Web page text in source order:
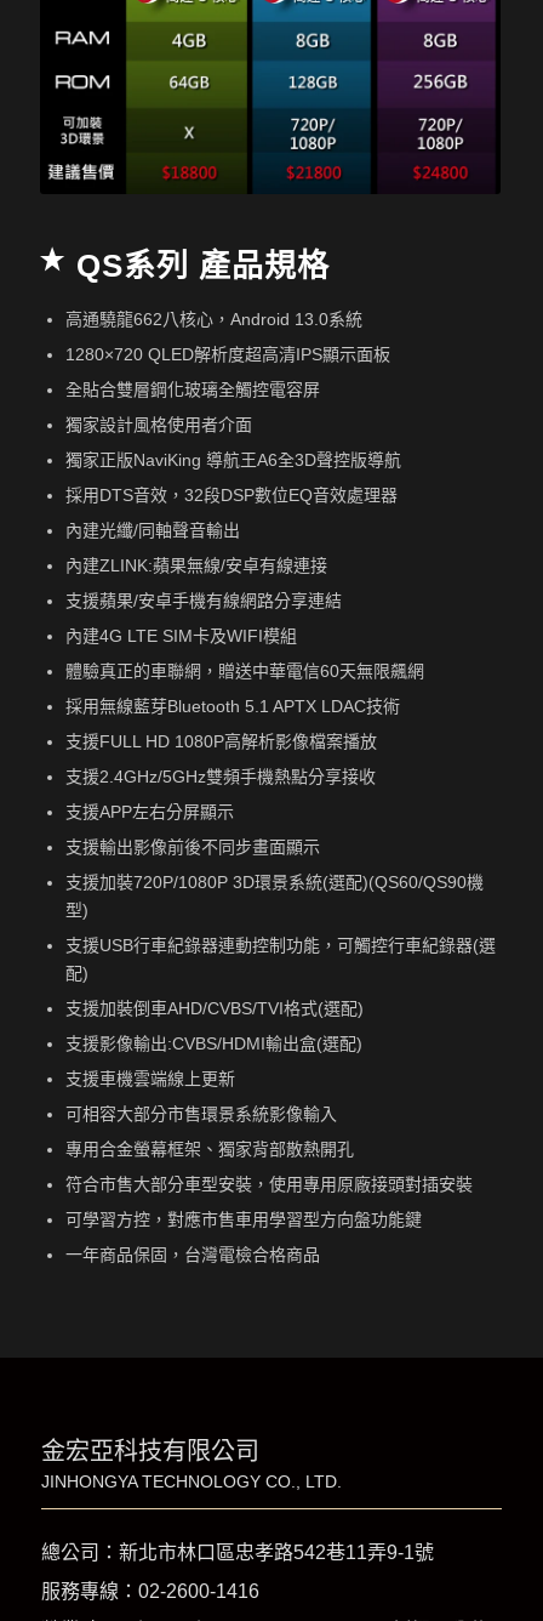
QS系列 產品規格
高通驍龍662八核心，Android 13.0系統
1280×720 QLED解析度超高清IPS顯示面板
全貼合雙層鋼化玻璃全觸控電容屏
獨家設計風格使用者介面
獨家正版NaviKing 導航王A6全3D聲控版導航
採用DTS音效，32段DSP數位EQ音效處理器
內建光纖/同軸聲音輸出
內建ZLINK:蘋果無線/安卓有線連接
支援蘋果/安卓手機有線網路分享連結
內建4G LTE SIM卡及WIFI模組
體驗真正的車聯網，贈送中華電信60天無限飆網
採用無線藍芽Bluetooth 5.1 APTX LDAC技術
支援FULL HD 1080P高解析影像檔案播放
支援2.4GHz/5GHz雙頻手機熱點分享接收
支援APP左右分屏顯示
支援輸出影像前後不同步畫面顯示
支援加裝720P/1080P 3D環景系統(選配)(QS60/QS90機
型)
支援USB行車紀錄器連動控制功能，可觸控行車紀錄器(選
配)
支援加裝倒車AHD/CVBS/TVI格式(選配)
支援影像輸出:CVBS/HDMI輸出盒(選配)
支援車機雲端線上更新
可相容大部分市售環景系統影像輸入
專用合金螢幕框架、獨家背部散熱開孔
符合市售大部分車型安裝，使用專用原廠接頭對插安裝
可學習方控，對應市售車用學習型方向盤功能鍵
一年商品保固，台灣電檢合格商品
金宏亞科技有限公司
JINHONGYA TECHNOLOGY CO., LTD.
總公司：新北市林口區忠孝路542巷11弄9-1號
服務專線： 02-2600-1416